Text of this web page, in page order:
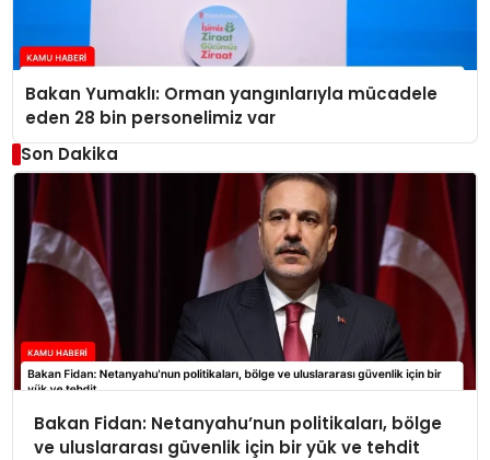
Bakan Yumaklı: Orman yangınlarıyla mücadele
eden 28 bin personelimiz var
Son Dakika
Bakan Fidan: Netanyahu’nun politikaları, bölge
ve uluslararası güvenlik için bir yük ve tehdit